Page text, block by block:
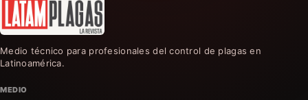
Medio técnico para profesionales del control de plagas en
Latinoamérica.
MEDIO